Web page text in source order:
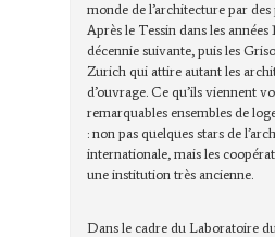
monde de l’architecture par
Après le Tessin dans les années
décennie suivante, puis les
Zurich qui attire autant les
d’ouvrage. Ce qu’ils viennent
remarquables ensembles de
: non pas quelques stars de
internationale, mais les
une institution très ancienne.
Dans le cadre du Laboratoire